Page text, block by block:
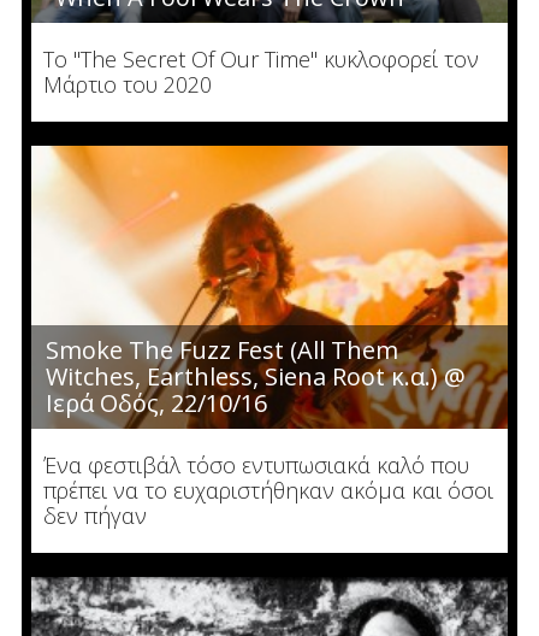
To "The Secret Οf Our Time" κυκλοφορεί τον
Μάρτιο του 2020
Smoke The Fuzz Fest (All Them
Witches, Earthless, Siena Root κ.α.) @
Ιερά Οδός, 22/10/16
Ένα φεστιβάλ τόσο εντυπωσιακά καλό που
πρέπει να το ευχαριστήθηκαν ακόμα και όσοι
δεν πήγαν